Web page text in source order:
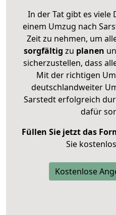
In der Tat gibt es viele
einem Umzug nach
Zeit zu nehmen, um
sorgfältig zu planen
sicherzustellen, dass
Mit der richtigen
deutschlandweiter
Sarstedt erfolgreich
dafür
Füllen Sie jetzt das
Sie
Kostenlose